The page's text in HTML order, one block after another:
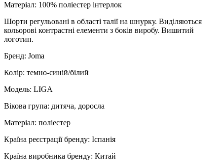
Матеріал: 100% поліестер інтерлок
Шорти регульовані в області талії на шнурку. Виділяються
кольорові контрастні елементи з боків виробу. Вишитий
логотип.
Бренд: Joma
Колір: темно-синій/білий
Модель: LIGA
Вікова група: дитяча, доросла
Матеріал: поліестер
Країна реєстрації бренду: Іспанія
Країна виробника бренду: Китай